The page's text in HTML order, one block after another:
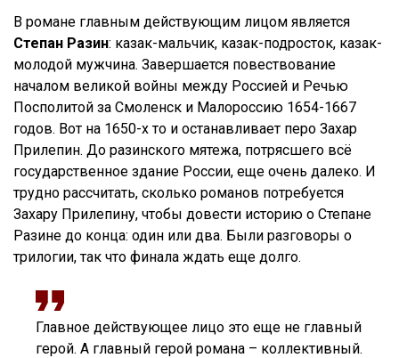
В романе главным действующим лицом является
Степан Разин: казак-мальчик, казак-подросток, казак-
молодой мужчина. Завершается повествование
началом великой войны между Россией и Речью
Посполитой за Смоленск и Малороссию 1654-1667
годов. Вот на 1650-х то и останавливает перо Захар
Прилепин. До разинского мятежа, потрясшего всё
государственное здание России, еще очень далеко. И
трудно рассчитать, сколько романов потребуется
Захару Прилепину, чтобы довести историю о Степане
Разине до конца: один или два. Были разговоры о
трилогии, так что финала ждать еще долго.
Главное действующее лицо это еще не главный
герой. А главный герой романа – коллективный.